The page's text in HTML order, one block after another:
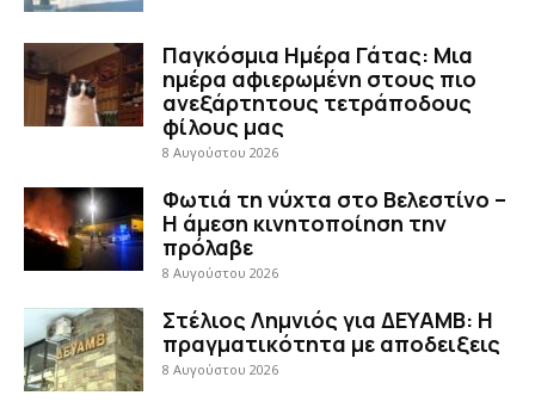
Παγκόσμια Ημέρα Γάτας: Μια
ημέρα αφιερωμένη στους πιο
ανεξάρτητους τετράποδους
φίλους μας
8 Αυγούστου 2026
Φωτιά τη νύχτα στο Βελεστίνο –
Η άμεση κινητοποίηση την
πρόλαβε
8 Αυγούστου 2026
Στέλιος Λημνιός για ΔΕΥΑΜΒ: Η
πραγματικότητα με αποδειξεις
8 Αυγούστου 2026